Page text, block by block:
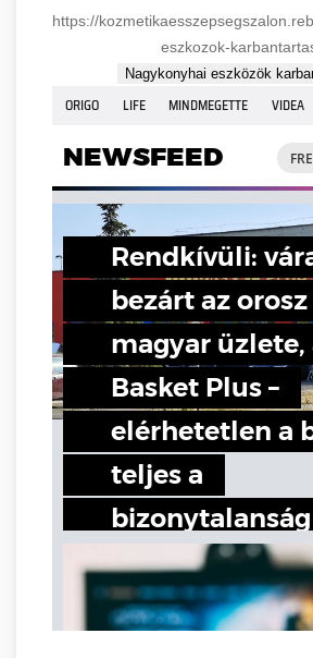
https://
eszkozok-
Nagykonyhai eszközök